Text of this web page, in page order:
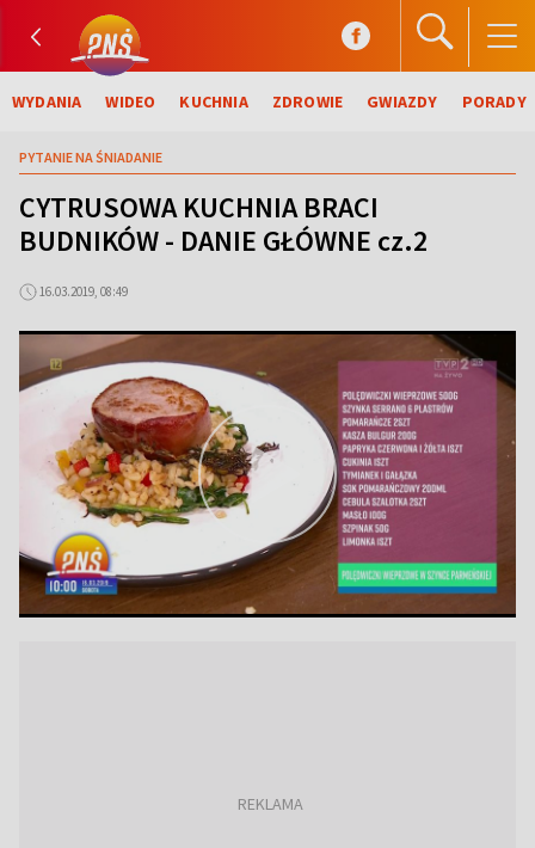
WYDANIA WIDEO KUCHNIA ZDROWIE GWIAZDY PORADY
PYTANIE NA ŚNIADANIE
CYTRUSOWA KUCHNIA BRACI
BUDNIKÓW - DANIE GŁÓWNE cz.2
16.03.2019, 08:49